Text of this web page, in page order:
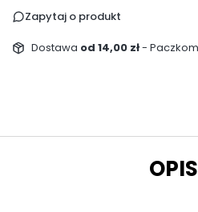
Zapytaj o produkt
Dostawa od 14,00 zł-
OPIS